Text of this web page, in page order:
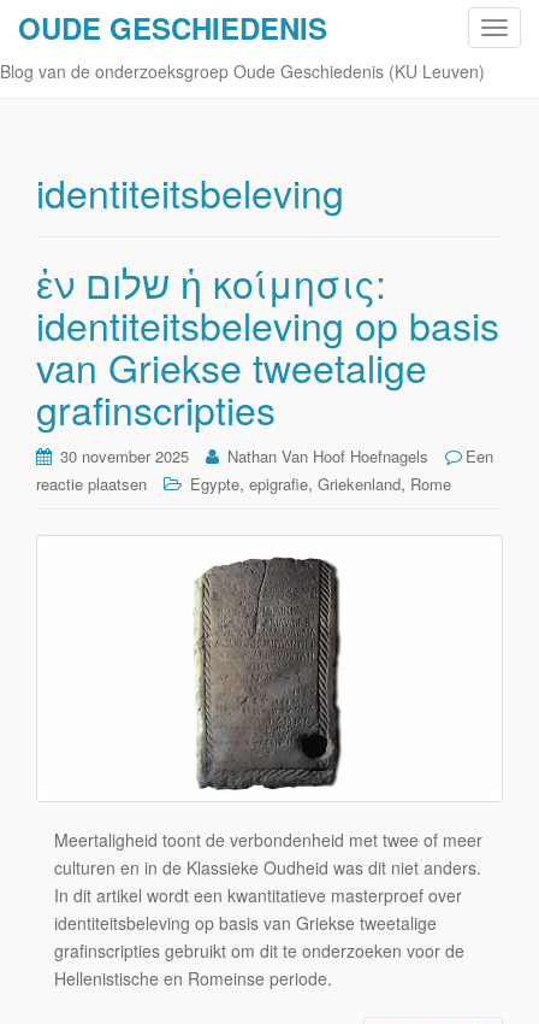
S
g
OUDE GESCHIEDENIS
Blog van de onderzoeksgroep Oude Geschiedenis (KU Leuven)
identiteitsbeleving
ἐν שלום ἡ κοίμησις:
identiteitsbeleving op basis
van Griekse tweetalige
grafinscripties
30 november 2025 Nathan Van Hoof Hoefnagels
Een
reactie plaatsen
Egypte, epigrafie, Griekenland, Rome
Meertaligheid toont de verbondenheid met twee of meer
culturen en in de Klassieke Oudheid was dit niet anders.
In dit artikel wordt een kwantitatieve masterproef over
identiteitsbeleving op basis van Griekse tweetalige
grafinscripties gebruikt om dit te onderzoeken voor de
Hellenistische en Romeinse periode.